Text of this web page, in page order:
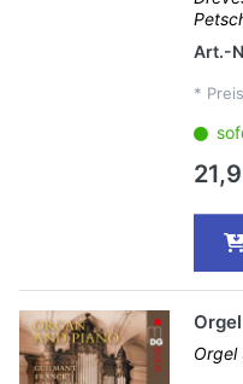
Art.-
*
Orgel